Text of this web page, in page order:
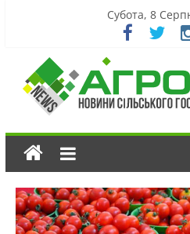
Субота, 8